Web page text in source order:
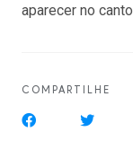
aparecer no
COMPARTILHE